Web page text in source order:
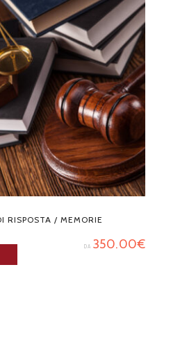
RISPOSTA / MEMORIE
DA 350.00€